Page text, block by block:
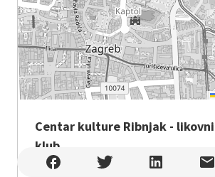
Centar kulture Ribnjak - likovni
klub
Centar kulture Ribnjak - likovni klub , Zagreb